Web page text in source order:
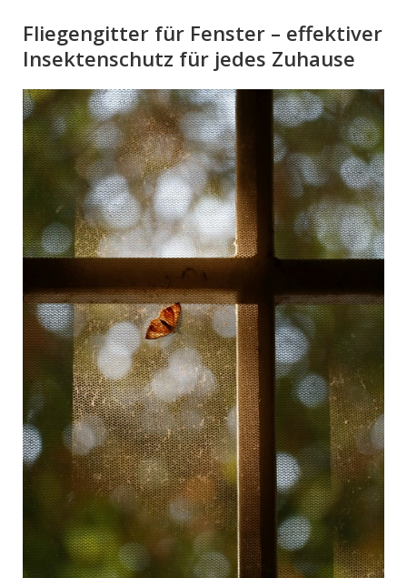
Fliegengitter für Fenster – effektiver
Insektenschutz für jedes Zuhause